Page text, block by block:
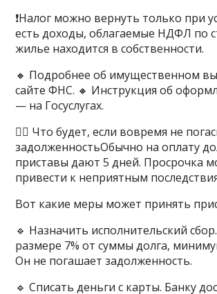
❗️Налог можно вернуть только при
есть доходы, облагаемые НДФЛ по
жилье находится в собственности.
🔸 Подробнее об имущественном
сайте ФНС. 🔸 Инструкция об
— на Госуслугах.
👩‍⚖️ Что будет, если вовремя не
задолженностьОбычно на оплату
приставы дают 5 дней. Просрочка
привести к неприятным
Вот какие меры может принять
🔹 Назначить исполнительский
размере 7% от суммы долга,
Он не погашает задолженность.
🔹 Списать деньги с карты. Банку